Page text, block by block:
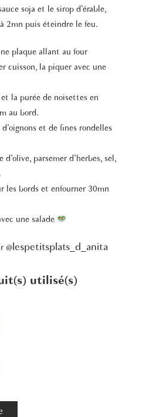
soja et le sirop d’érable,
2mn puis éteindre le feu.
plaque allant au four
cuisson, la piquer avec une
la purée de noisettes en
au bord.
et de fines rondelles
d’olive, parsemer d’herbes, sel,
les bords et enfourner 30mn
une salade
@ lespetitsplats_d_anita
utilisé(s)